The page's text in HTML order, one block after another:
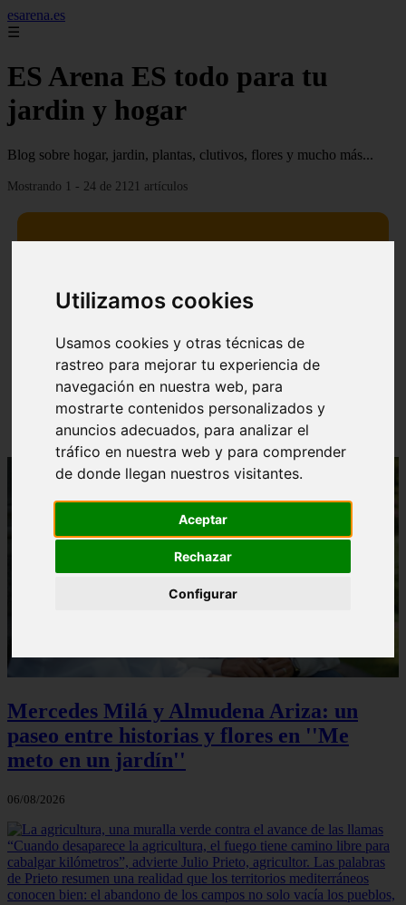
Utilizamos cookies
Usamos cookies y otras técnicas de
rastreo para mejorar tu experiencia de
navegación en nuestra web, para
mostrarte contenidos personalizados y
anuncios adecuados, para analizar el
tráfico en nuestra web y para comprender
de donde llegan nuestros visitantes.
Aceptar
Rechazar
Configurar
esarena.es
☰
ES Arena ES todo para tu
jardin y hogar
Blog sobre hogar, jardin, plantas, clutivos, flores y mucho más...
Mostrando 1 - 24 de 2121 artículos
defendible
Mercedes Milá y Almudena Ariza: un
paseo entre historias y flores en ''Me
meto en un jardín''
06/08/2026